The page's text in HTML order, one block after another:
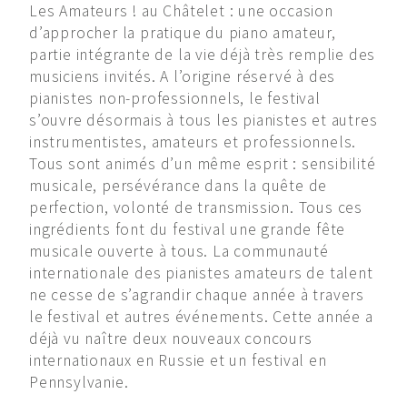
Les Amateurs ! au Châtelet : une occasion
d’approcher la pratique du piano amateur,
partie intégrante de la vie déjà très remplie des
musiciens invités. A l’origine réservé à des
pianistes non-professionnels, le festival
s’ouvre désormais à tous les pianistes et autres
instrumentistes, amateurs et professionnels.
Tous sont animés d’un même esprit : sensibilité
musicale, persévérance dans la quête de
perfection, volonté de transmission. Tous ces
ingrédients font du festival une grande fête
musicale ouverte à tous. La communauté
internationale des pianistes amateurs de talent
ne cesse de s’agrandir chaque année à travers
le festival et autres événements. Cette année a
déjà vu naître deux nouveaux concours
internationaux en Russie et un festival en
Pennsylvanie.